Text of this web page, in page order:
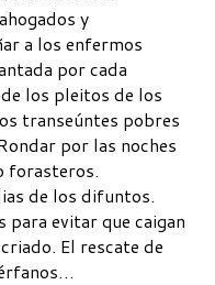
y
a los enfermos
por cada
los pleitos de los
transeúntes pobres
por las noches
forasteros.
de los difuntos.
para evitar que caigan
El rescate de